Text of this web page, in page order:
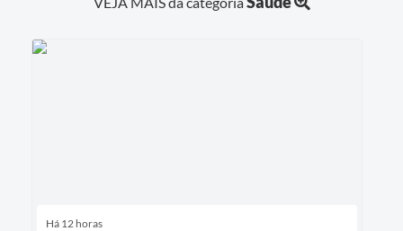
Há 12 horas